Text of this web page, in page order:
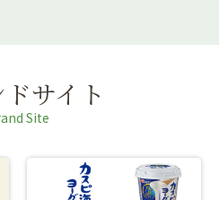
サイト
Site